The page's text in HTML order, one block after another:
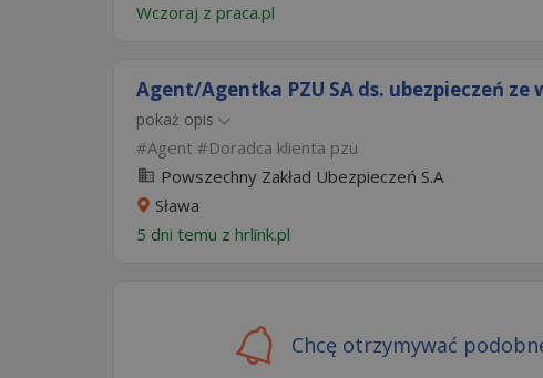
Wczoraj z praca.pl
Agent/Agentka PZU SA ds. ubezpieczeń ze
pokaż opis
Agent
Doradca klienta pzu
Powszechny Zakład Ubezpieczeń S.A
Sława
5 dni temu z hrlink.pl
Chcę otrzymywać